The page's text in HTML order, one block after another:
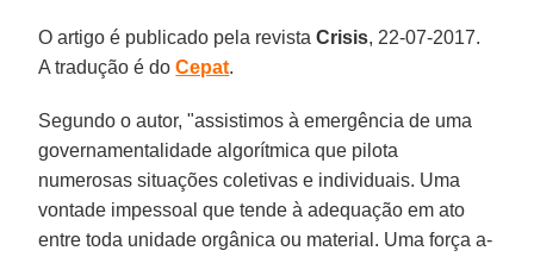
O artigo é publicado pela revistaCrisis, 22-07-2017.
A tradução é doCepat.
Segundo o autor, "assistimos à emergência de uma
governamentalidade algorítmica que pilota
numerosas situações coletivas e individuais. Uma
vontade impessoal que tende à adequação em ato
entre toda unidade orgânica ou material. Uma força a-